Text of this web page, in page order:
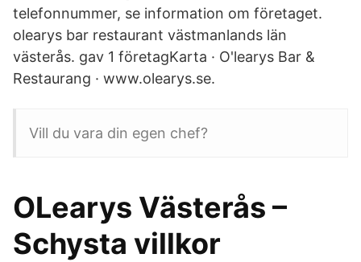
telefonnummer, se information om företaget.
olearys bar restaurant västmanlands län
västerås. gav 1 företagKarta · O'learys Bar &
Restaurang · www.olearys.se.
Vill du vara din egen chef?
OLearys Västerås –
Schysta villkor